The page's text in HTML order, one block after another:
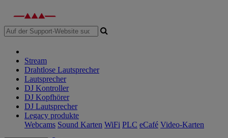
Stream
Drahtlose Lautsprecher
Lautsprecher
DJ Kontroller
DJ Kopfhörer
DJ Lautsprecher
Legacy produkte
Webcams Sound Karten WiFi PLC eCafé Video-Karten